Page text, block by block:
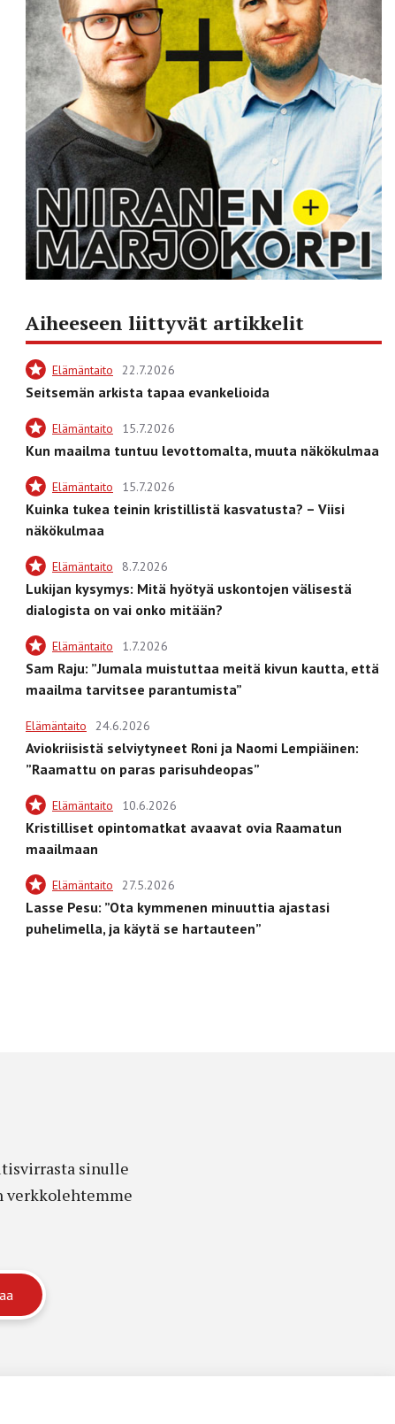
Aiheeseen liittyvät artikkelit
Elämäntaito 22.7.2026
Seitsemän arkista tapaa evankelioida
Elämäntaito 15.7.2026
Kun maailma tuntuu levottomalta, muuta näkökulmaa
Elämäntaito 15.7.2026
Kuinka tukea teinin kristillistä kasvatusta? – Viisi
näkökulmaa
Elämäntaito 8.7.2026
Lukijan kysymys: Mitä hyötyä uskontojen välisestä
dialogista on vai onko mitään?
Elämäntaito 1.7.2026
Sam Raju: ”Jumala muistuttaa meitä kivun kautta, että
maailma tarvitsee parantumista”
Elämäntaito 24.6.2026
Aviokriisistä selviytyneet Roni ja Naomi Lempiäinen:
”Raamattu on paras parisuhdeopas”
Elämäntaito 10.6.2026
Kristilliset opintomatkat avaavat ovia Raamatun
maailmaan
Elämäntaito 27.5.2026
Lasse Pesu: ”Ota kymmenen minuuttia ajastasi
puhelimella, ja käytä se hartauteen”
sinulle
verkkolehtemme